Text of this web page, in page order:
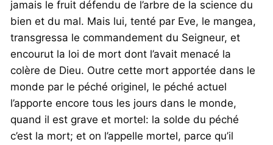
jamais le fruit défendu de l’arbre de la science du
bien et du mal. Mais lui, tenté par Eve, le mangea,
transgressa le commandement du Seigneur, et
encourut la loi de mort dont l’avait menacé la
colère de Dieu. Outre cette mort apportée dans le
monde par le péché originel, le péché actuel
l’apporte encore tous les jours dans le monde,
quand il est grave et mortel: la solde du péché
c’est la mort; et on l’appelle mortel, parce qu’il